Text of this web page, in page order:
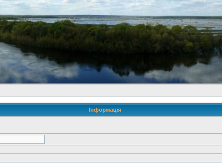
Інформація